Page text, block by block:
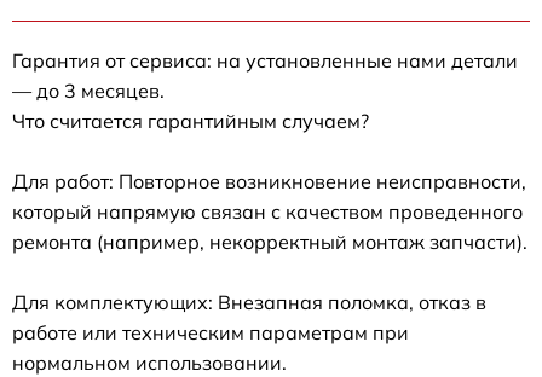
Гарантия от сервиса: на установленные нами детали
— до 3 месяцев.
Что считается гарантийным случаем?
Для работ: Повторное возникновение неисправности,
который напрямую связан с качеством проведенного
ремонта (например, некорректный монтаж запчасти).
Для комплектующих: Внезапная поломка, отказ в
работе или техническим параметрам при
нормальном использовании.